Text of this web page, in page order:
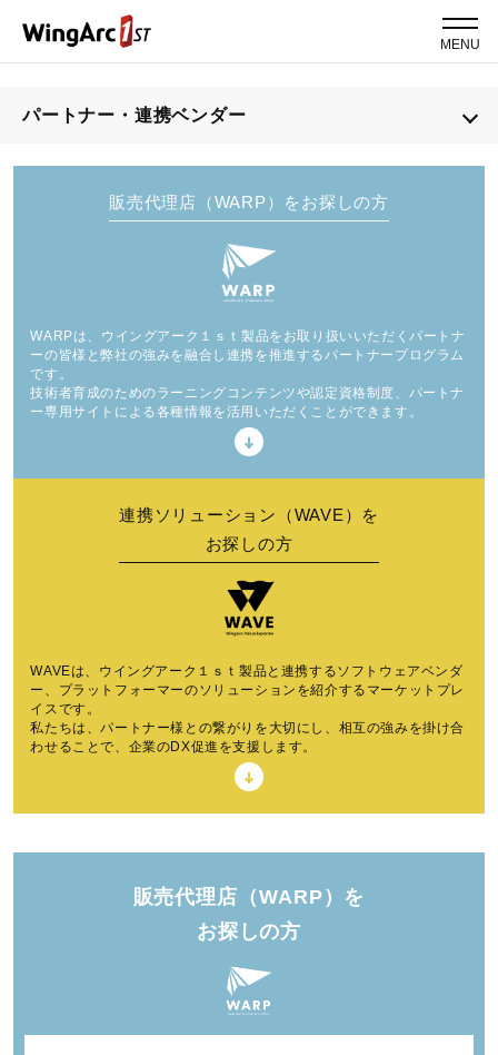
MENU
パートナー・連携ベンダー
販売代理店（WARP）をお探しの方
WARPは、ウイングアーク１ｓｔ製品をお取り扱いいただくパートナ
ーの皆様と弊社の強みを融合し連携を推進するパートナープログラム
です。
技術者育成のためのラーニングコンテンツや認定資格制度、パートナ
ー専用サイトによる各種情報を活用いただくことができます。
連携ソリューション（WAVE）を
お探しの方
WAVEは、ウイングアーク１ｓｔ製品と連携するソフトウェアベンダ
ー、プラットフォーマーのソリューションを紹介するマーケットプレ
イスです。
私たちは、パートナー様との繋がりを大切にし、相互の強みを掛け合
わせることで、企業のDX促進を支援します。
販売代理店（WARP）を
お探しの方